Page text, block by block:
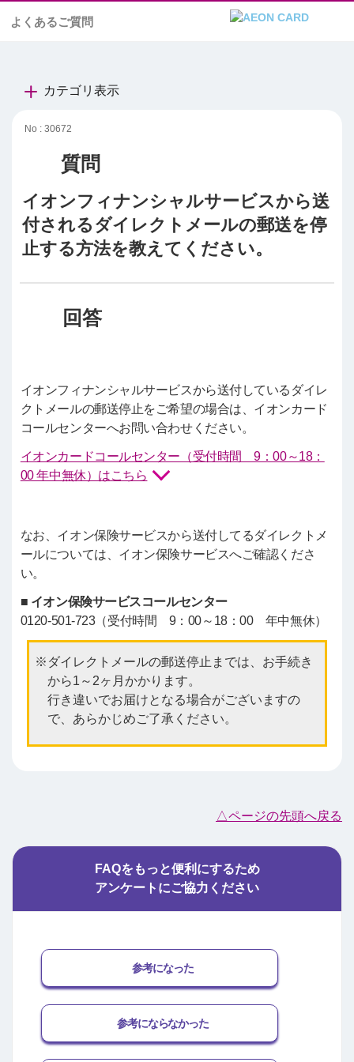
よくあるご質問
カテゴリ表示
No : 30672
イオンフィナンシャルサービスから送
付されるダイレクトメールの郵送を停
止する方法を教えてください。
イオンフィナンシャルサービスから送付しているダイレ
クトメールの郵送停止をご希望の場合は、イオンカード
コールセンターへお問い合わせください。
イオンカードコールセンター（受付時間 9：00～18：
00 年中無休）はこちら
なお、イオン保険サービスから送付してるダイレクトメ
ールについては、イオン保険サービスへご確認くださ
い。
■ イオン保険サービスコールセンター
0120-501-723（受付時間 9：00～18：00 年中無休）
ダイレクトメールの郵送停止までは、お手続き
から1～2ヶ月かかります。
行き違いでお届けとなる場合がございますの
で、あらかじめご了承ください。
△ページの先頭へ戻る
FAQをもっと便利にするため
アンケートにご協力ください
参考になった
参考にならなかった